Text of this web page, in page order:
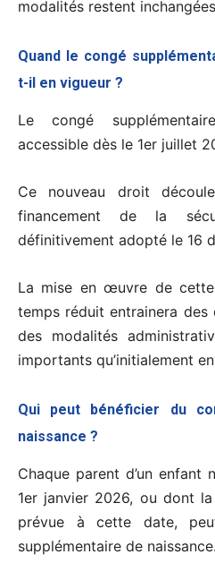
modalités restent
Quand le congé
t-il en vigueur ?
Le congé
accessible dès le 1er juillet
Ce nouveau droit
financement de la
définitivement adopté le 16
La mise en œuvre de
temps réduit entrainera des
des modalités
importants qu’initialement
Qui peut bénéficier du
naissance ?
Chaque parent d’un
1er janvier 2026, ou dont
prévue à cette date,
supplémentaire de naissance.